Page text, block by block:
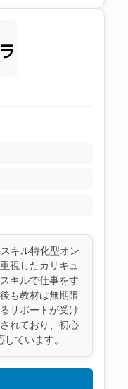
キル特化型オン
視したカリキュ
キルで仕事をす
も教材は無期限
サポートが受け
れており、初心
ています。